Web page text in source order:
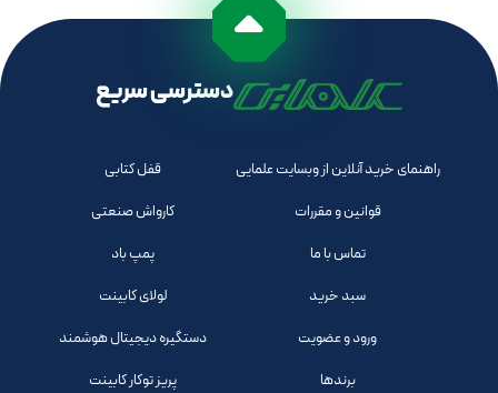
دسترسی سریع
راهنمای خرید آنلاین از وبسایت علمایی
قوانین و مقررات
تماس با ما
سبد خرید
ورود و عضویت
برندها
قفل کتابی
کارواش صنعتی
پمپ باد
لولای کابینت
دستگیره دیجیتال هوشمند
پریز توکار کابینت